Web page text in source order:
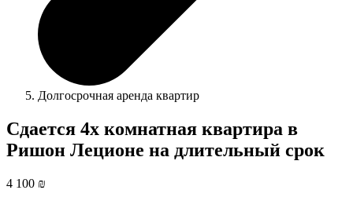
Долгосрочная аренда квартир
Сдается 4х комнатная квартира в
Ришон Леционе на длительный срок
4 100 ₪